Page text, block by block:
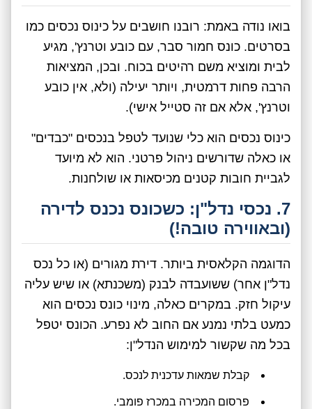
בואו נודה באמת: רובנו חושבים על כינוס נכסים כמו
בסרטים. כונס חמור סבר, עם כובע וטרנץ', מגיע
לבית ומוציא משם רהיטים בכוח. ובכן, המציאות
הרבה פחות דרמטית, ויותר יעילה (ולא, אין כובע
וטרנץ', אלא אם זה סטייל אישי).
כינוס נכסים הוא כלי שנועד לטפל בנכסים "כבדים"
או כאלה שדורשים ניהול פרטני. הוא לא מיועד
לגביית חובות קטנים מכיסאות או שולחנות.
7. נכסי נדל"ן: כשכונס נכנס לדירה
(ובאווירה טובה!)
הדוגמה הקלאסית ביותר. דירת מגורים (או כל נכס
נדל"ן אחר) ששועבדה לבנק (משכנתא) או שיש עליה
עיקול חזק. במקרים כאלה, מינוי כונס נכסים הוא
כמעט בלתי נמנע אם החוב לא נפרע. הכונס יטפל
בכל מה שקשור למימוש הנדל"ן:
קבלת שמאות עדכנית לנכס.
פרסום המכירה במכרז פומבי.